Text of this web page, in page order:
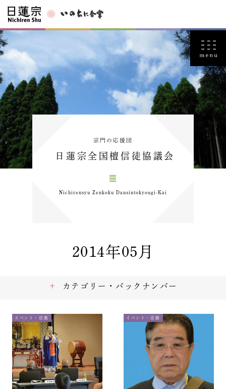
宗門の応援団
日蓮宗全国檀信徒協議会
Nichirensyu Zenkoku Dansintokyougi-Kai
2014年05月
イベント・活動 イベント・活動
カテゴリー・バックナンバー